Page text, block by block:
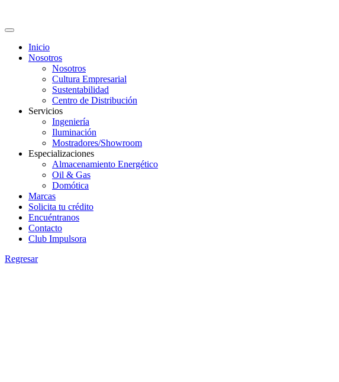
Inicio
Nosotros
Nosotros
Cultura Empresarial
Sustentabilidad
Centro de Distribución
Servicios
Ingeniería
Iluminación
Mostradores/Showroom
Especializaciones
Almacenamiento Energético
Oil & Gas
Domótica
Marcas
Solicita tu crédito
Encuéntranos
Contacto
Club Impulsora
Regresar